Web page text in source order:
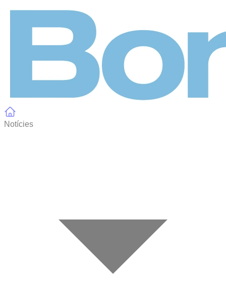
Notícies